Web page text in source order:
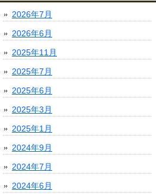
2026年7月
2026年6月
2025年11月
2025年7月
2025年6月
2025年3月
2025年1月
2024年9月
2024年7月
2024年6月